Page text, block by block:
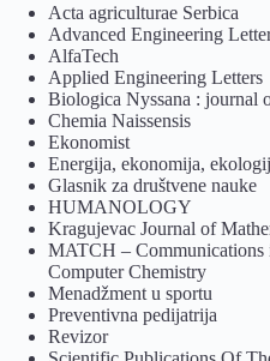
Acta agriculturae Serbica
Advanced Engineering
AlfaTech
Applied Engineering Letters
Biologica Nyssana : journal
Chemia Naissensis
Ekonomist
Energija, ekonomija,
Glasnik za društvene nauke
HUMANOLOGY
Kragujevac Journal of
MATCH – Communications
Computer Chemistry
Menadžment u sportu
Preventivna pedijatrija
Revizor